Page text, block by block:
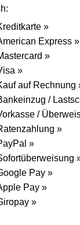
»
Express »
»
»
auf Rechnung
/
/
»
»
Pay »
Pay »
»